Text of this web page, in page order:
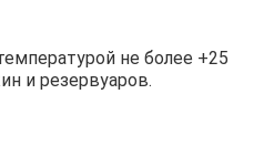
не более +25
и резервуаров.